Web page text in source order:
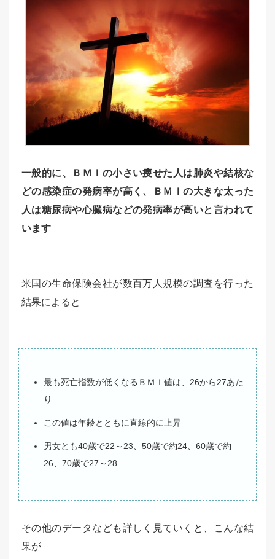
一般的に、ＢＭＩの小さい痩せた人は肺炎や結核な
どの感染症の発病率が高く、ＢＭＩの大きな太った
人は糖尿病や心臓病などの発病率が高いと言われて
います
米国の生命保険会社が数百万人規模の調査を行った
結果によると
最も死亡指数が低くなるＢＭＩ値は、26から27あた
り
この値は年齢とともに直線的に上昇
男女とも40歳で22～23、50歳で約24、60歳で約
26、70歳で27～28
その他のデータなども詳しく見ていくと、こんな結
果が